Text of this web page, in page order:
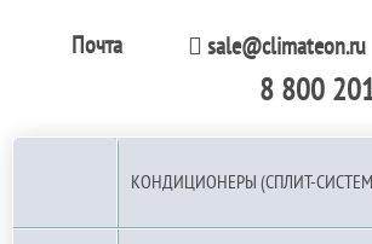
Почта sale@climateon.ru
8 800
КОНДИЦИОНЕРЫ (СПЛИТ-